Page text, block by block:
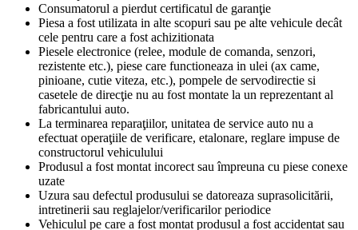
Consumatorul a pierdut certificatul de garanţie
Piesa a fost utilizata in alte scopuri sau pe alte vehicule decât
cele pentru care a fost achizitionata
Piesele electronice (relee, module de comanda, senzori,
rezistente etc.), piese care functioneaza in ulei (ax came,
pinioane, cutie viteza, etc.), pompele de servodirectie si
casetele de direcţie nu au fost montate la un reprezentant al
fabricantului auto.
La terminarea reparaţiilor, unitatea de service auto nu a
efectuat operaţiile de verificare, etalonare, reglare impuse de
constructorul vehiculului
Produsul a fost montat incorect sau împreuna cu piese conexe
uzate
Uzura sau defectul produsului se datoreaza suprasolicitării,
intretinerii sau reglajelor/verificarilor periodice
Vehiculul pe care a fost montat produsul a fost accidentat sau